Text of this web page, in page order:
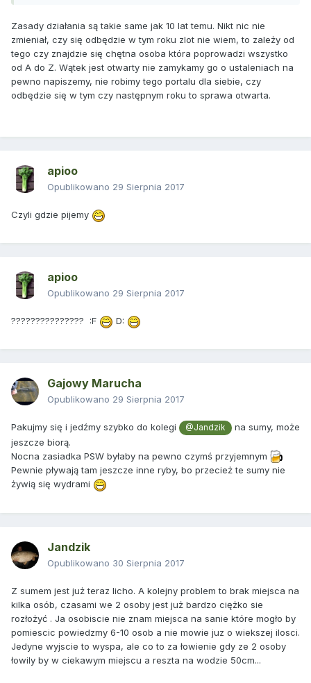
Zasady działania są takie same jak 10 lat temu. Nikt nic nie
zmieniał, czy się odbędzie w tym roku zlot nie wiem, to zależy od
tego czy znajdzie się chętna osoba która poprowadzi wszystko
od A do Z. Wątek jest otwarty nie zamykamy go o ustaleniach na
pewno napiszemy, nie robimy tego portalu dla siebie, czy
odbędzie się w tym czy następnym roku to sprawa otwarta.
apioo
Opublikowano 29 Sierpnia 2017
Czyli gdzie pijemy
apioo
Opublikowano 29 Sierpnia 2017
??????????????? :F D:
Gajowy Marucha
Opublikowano 29 Sierpnia 2017
Pakujmy się i jedźmy szybko do kolegi @Jandzik
na sumy, może
jeszcze biorą.
Nocna zasiadka PSW byłaby na pewno czymś przyjemnym
Pewnie pływają tam jeszcze inne ryby, bo przecież te sumy nie
żywią się wydrami
Jandzik
Opublikowano 30 Sierpnia 2017
Z sumem jest już teraz licho. A kolejny problem to brak miejsca na
kilka osób, czasami we 2 osoby jest już bardzo ciężko sie
rozłożyć . Ja osobiscie nie znam miejsca na sanie które mogło by
pomiescic powiedzmy 6-10 osob a nie mowie juz o wiekszej ilosci.
Jedyne wyjscie to wyspa, ale co to za łowienie gdy ze 2 osoby
łowily by w ciekawym miejscu a reszta na wodzie 50cm...